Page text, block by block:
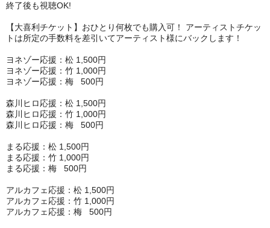
終了後も視聴OK!
【大喜利チケット】おひとり何枚でも購入可！ アーティストチケッ
トは所定の手数料を差引いてアーティスト様にバックします！
ヨネゾー応援：松 1,500円
ヨネゾー応援：竹 1,000円
ヨネゾー応援：梅 500円
森川ヒロ応援：松 1,500円
森川ヒロ応援：竹 1,000円
森川ヒロ応援：梅 500円
まる応援：松 1,500円
まる応援：竹 1,000円
まる応援：梅 500円
アルカフェ応援：松 1,500円
アルカフェ応援：竹 1,000円
アルカフェ応援：梅 500円